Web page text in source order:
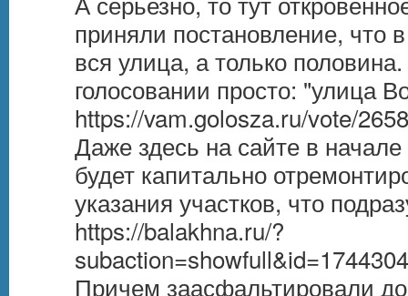
приняли постановление, что
вся улица, а только
https://vam.golosza.ru/vote/2658
будет капитально
https://balakhna.ru/?